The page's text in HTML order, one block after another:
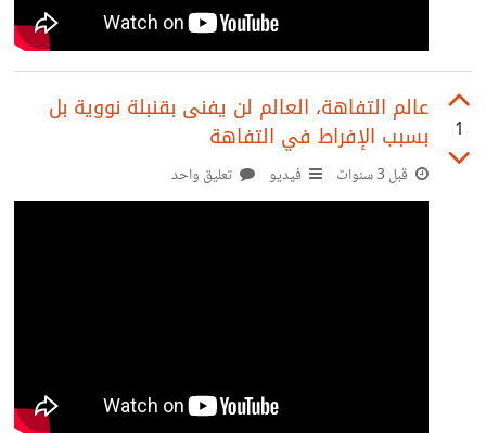
1
عالم التفاهة، العالم لن يفنى بقنبلة نووية بل
بسبب الإفراط في التفاهة
قبل 3 سنوات فيديو تعليق واحد